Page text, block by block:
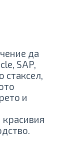
да
SAP,
стаксел,
и